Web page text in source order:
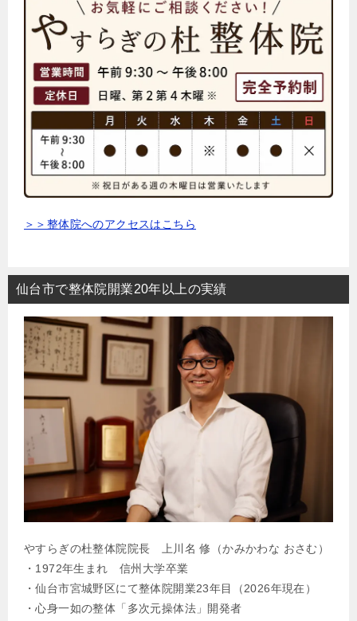
＞＞整体院へのアクセスはこちら
仙台市で整体院開業20年以上の実績
やすらぎの杜整体院院長 上川名 修（かみかわな おさむ）
・1972年生まれ 信州大学卒業
・仙台市宮城野区にて整体院開業23年目（2026年現在）
・心身一如の整体「多次元操体法」開発者